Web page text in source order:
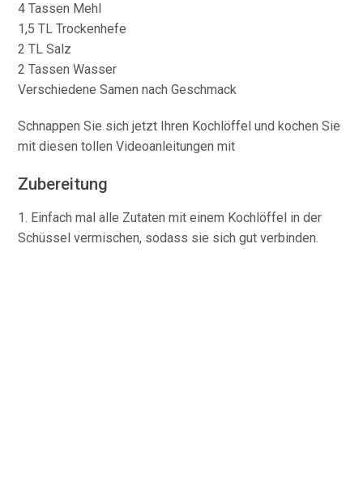
4 Tassen Mehl
1,5 TL Trockenhefe
2 TL Salz
2 Tassen Wasser
Verschiedene Samen nach Geschmack
Schnappen Sie sich jetzt Ihren Kochlöffel und kochen Sie
mit diesen tollen Videoanleitungen mit
Zubereitung
1. Einfach mal alle Zutaten mit einem Kochlöffel in der
Schüssel vermischen, sodass sie sich gut verbinden.